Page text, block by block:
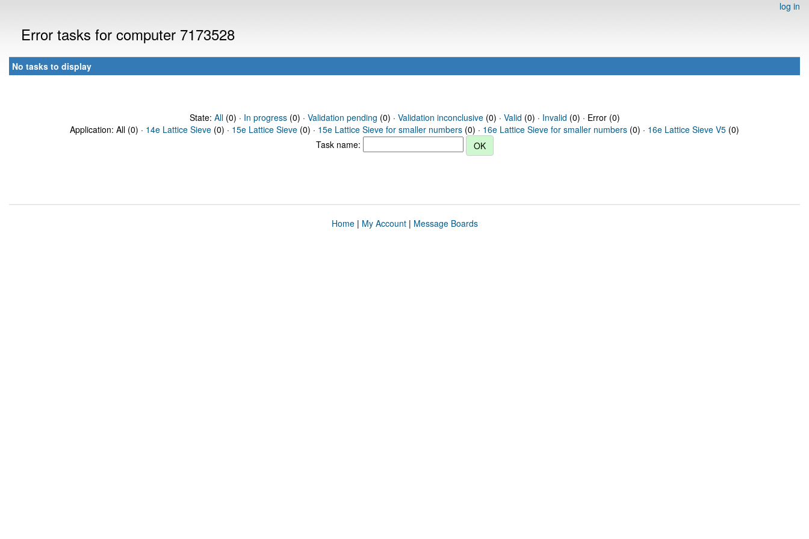
log in
Error tasks for computer 7173528
No tasks to display
State: All(0) · In progress(0) · Validation pending (0) · Validation inconclusive(0) · Valid (0) · Invalid (0) · Error (0)
Application: All (0) · 14e Lattice Sieve (0) · 15e Lattice Sieve (0) · 15e Lattice Sieve for smaller numbers (0) · 16e Lattice Sieve for smaller numbers (0) · 16e Lattice Sieve V5 (0)
Task name:
Home| My Account| Message Boards